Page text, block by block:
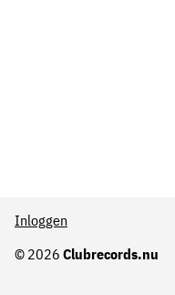
© 2026 Clubrecords.nu
Inloggen